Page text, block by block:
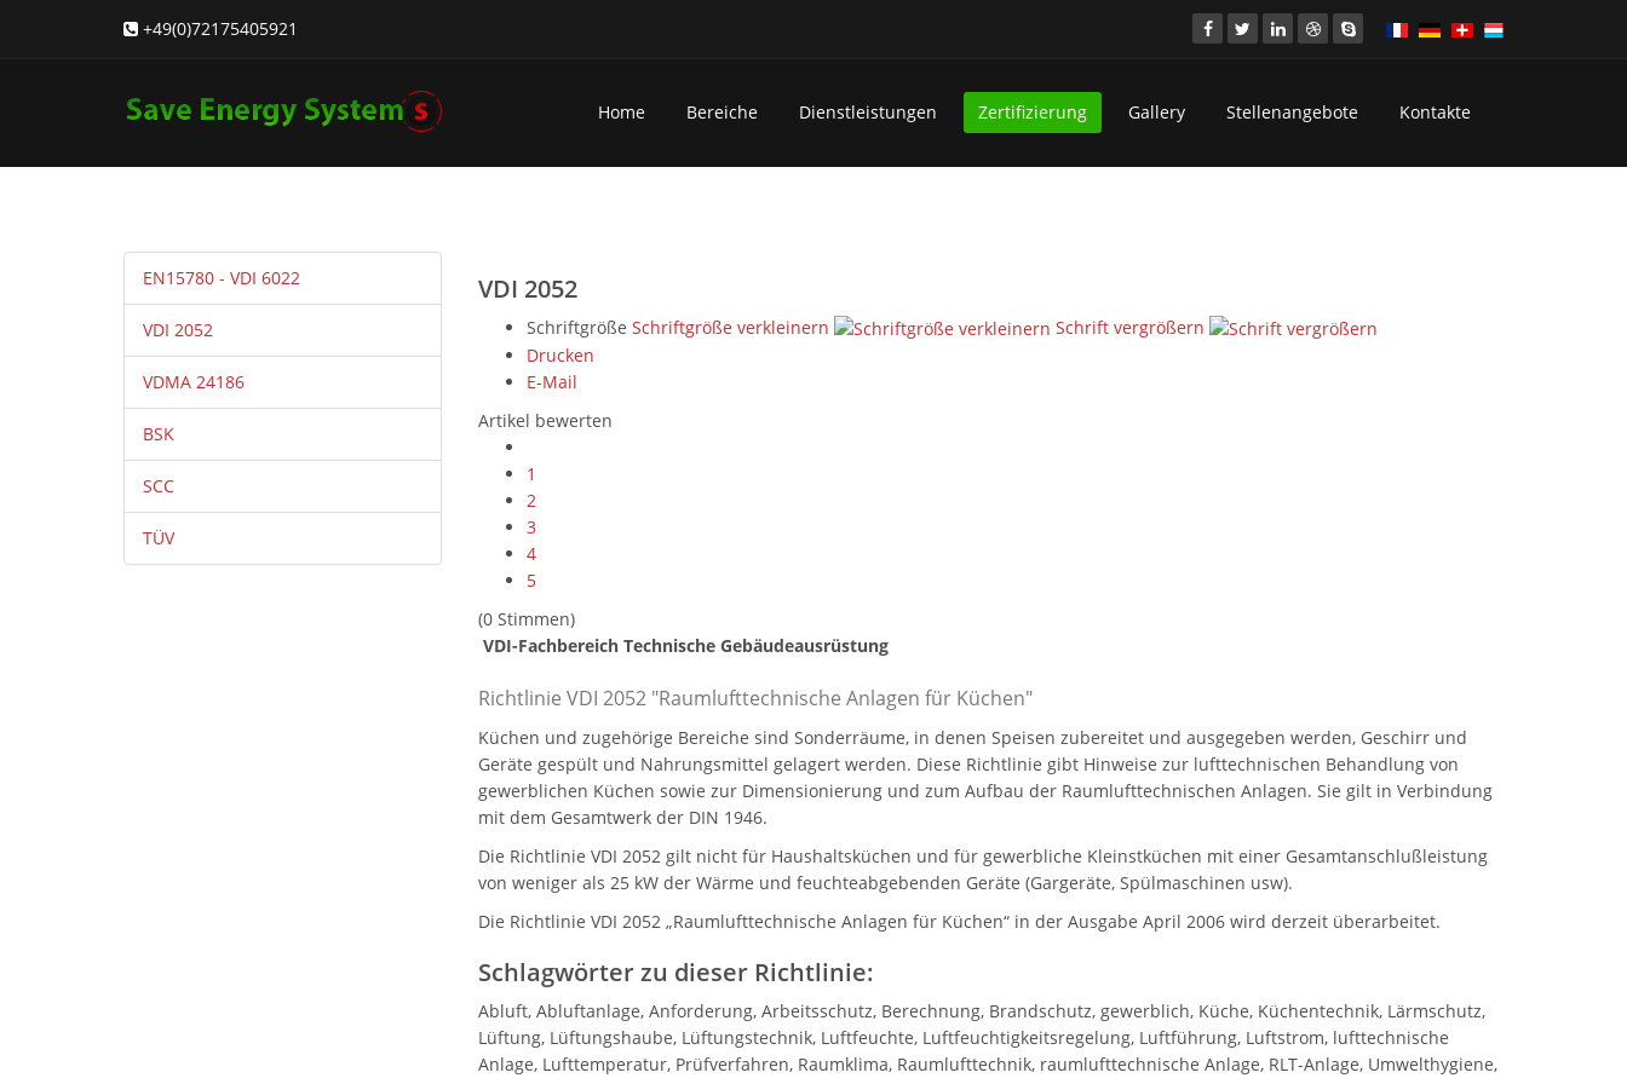
+49(0)72175405921
Home Bereiche Dienstleistungen Zertifizierung Gallery Stellenangebote Kontakte
EN15780 - VDI 6022
VDI 2052
VDMA 24186
BSK
SCC
TÜV
VDI 2052
Schriftgröße Schriftgröße verkleinern
Schrift vergrößern
Drucken
E-Mail
Artikel bewerten
1
2
3
4
5
(0 Stimmen)
VDI-Fachbereich Technische Gebäudeausrüstung
Richtlinie VDI 2052 "Raumlufttechnische Anlagen für Küchen"
Küchen und zugehörige Bereiche sind Sonderräume, in denen Speisen zubereitet und ausgegeben werden, Geschirr und
Geräte gespült und Nahrungsmittel gelagert werden. Diese Richtlinie gibt Hinweise zur lufttechnischen Behandlung von
gewerblichen Küchen sowie zur Dimensionierung und zum Aufbau der Raumlufttechnischen Anlagen. Sie gilt in Verbindung
mit dem Gesamtwerk der DIN 1946.
Die Richtlinie VDI 2052 gilt nicht für Haushaltsküchen und für gewerbliche Kleinstküchen mit einer Gesamtanschlußleistung
von weniger als 25 kW der Wärme und feuchteabgebenden Geräte (Gargeräte, Spülmaschinen usw).
Die Richtlinie VDI 2052 „Raumlufttechnische Anlagen für Küchen“ in der Ausgabe April 2006 wird derzeit überarbeitet.
Schlagwörter zu dieser Richtlinie:
Abluft, Abluftanlage, Anforderung, Arbeitsschutz, Berechnung, Brandschutz, gewerblich, Küche, Küchentechnik, Lärmschutz,
Lüftung, Lüftungshaube, Lüftungstechnik, Luftfeuchte, Luftfeuchtigkeitsregelung, Luftführung, Luftstrom, lufttechnische
Anlage, Lufttemperatur, Prüfverfahren, Raumklima, Raumlufttechnik, raumlufttechnische Anlage, RLT-Anlage, Umwelthygiene,